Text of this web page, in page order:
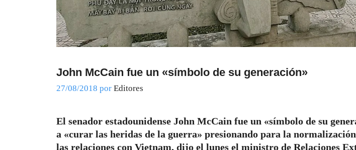
John McCain fue un «símbolo de su generación»
27/08/2018 por Editores
El senador estadounidense John McCain fue un «símbolo de su
a «curar las heridas de la guerra» presionando para la
las relaciones con Vietnam, dijo el lunes el ministro de Relaciones